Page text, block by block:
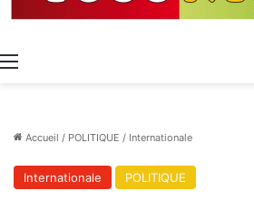
Menu
Accueil / POLITIQUE / Internationale
Internationale POLITIQUE